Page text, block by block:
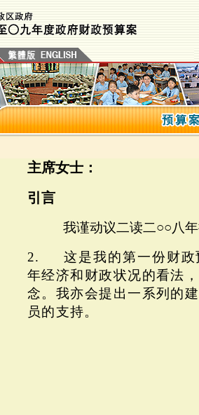
主席女士：
引言
我谨动议二读二○○八
2. 这是我的第一份财政
年经济和财政状况的看法
念。我亦会提出一系列的
员的支持。